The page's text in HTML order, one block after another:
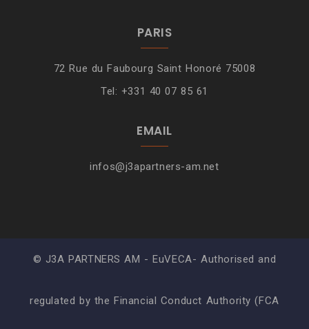
PARIS
72 Rue du Faubourg Saint Honoré 75008
Tel: +331 40 07 85 61
EMAIL
infos@j3apartners-am.net
© J3A PARTNERS AM - EuVECA- Authorised and
regulated by the Financial Conduct Authority (FCA